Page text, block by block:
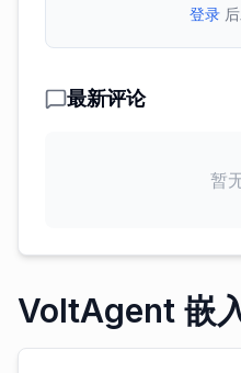
登录
最新评论
暂
VoltAgent 嵌